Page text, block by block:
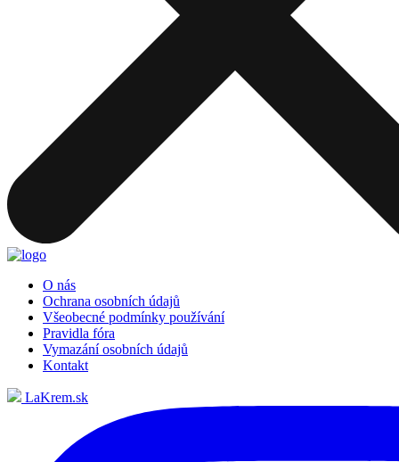
O nás
Ochrana osobních údajů
Všeobecné podmínky používání
Pravidla fóra
Vymazání osobních údajů
Kontakt
LaKrem.sk